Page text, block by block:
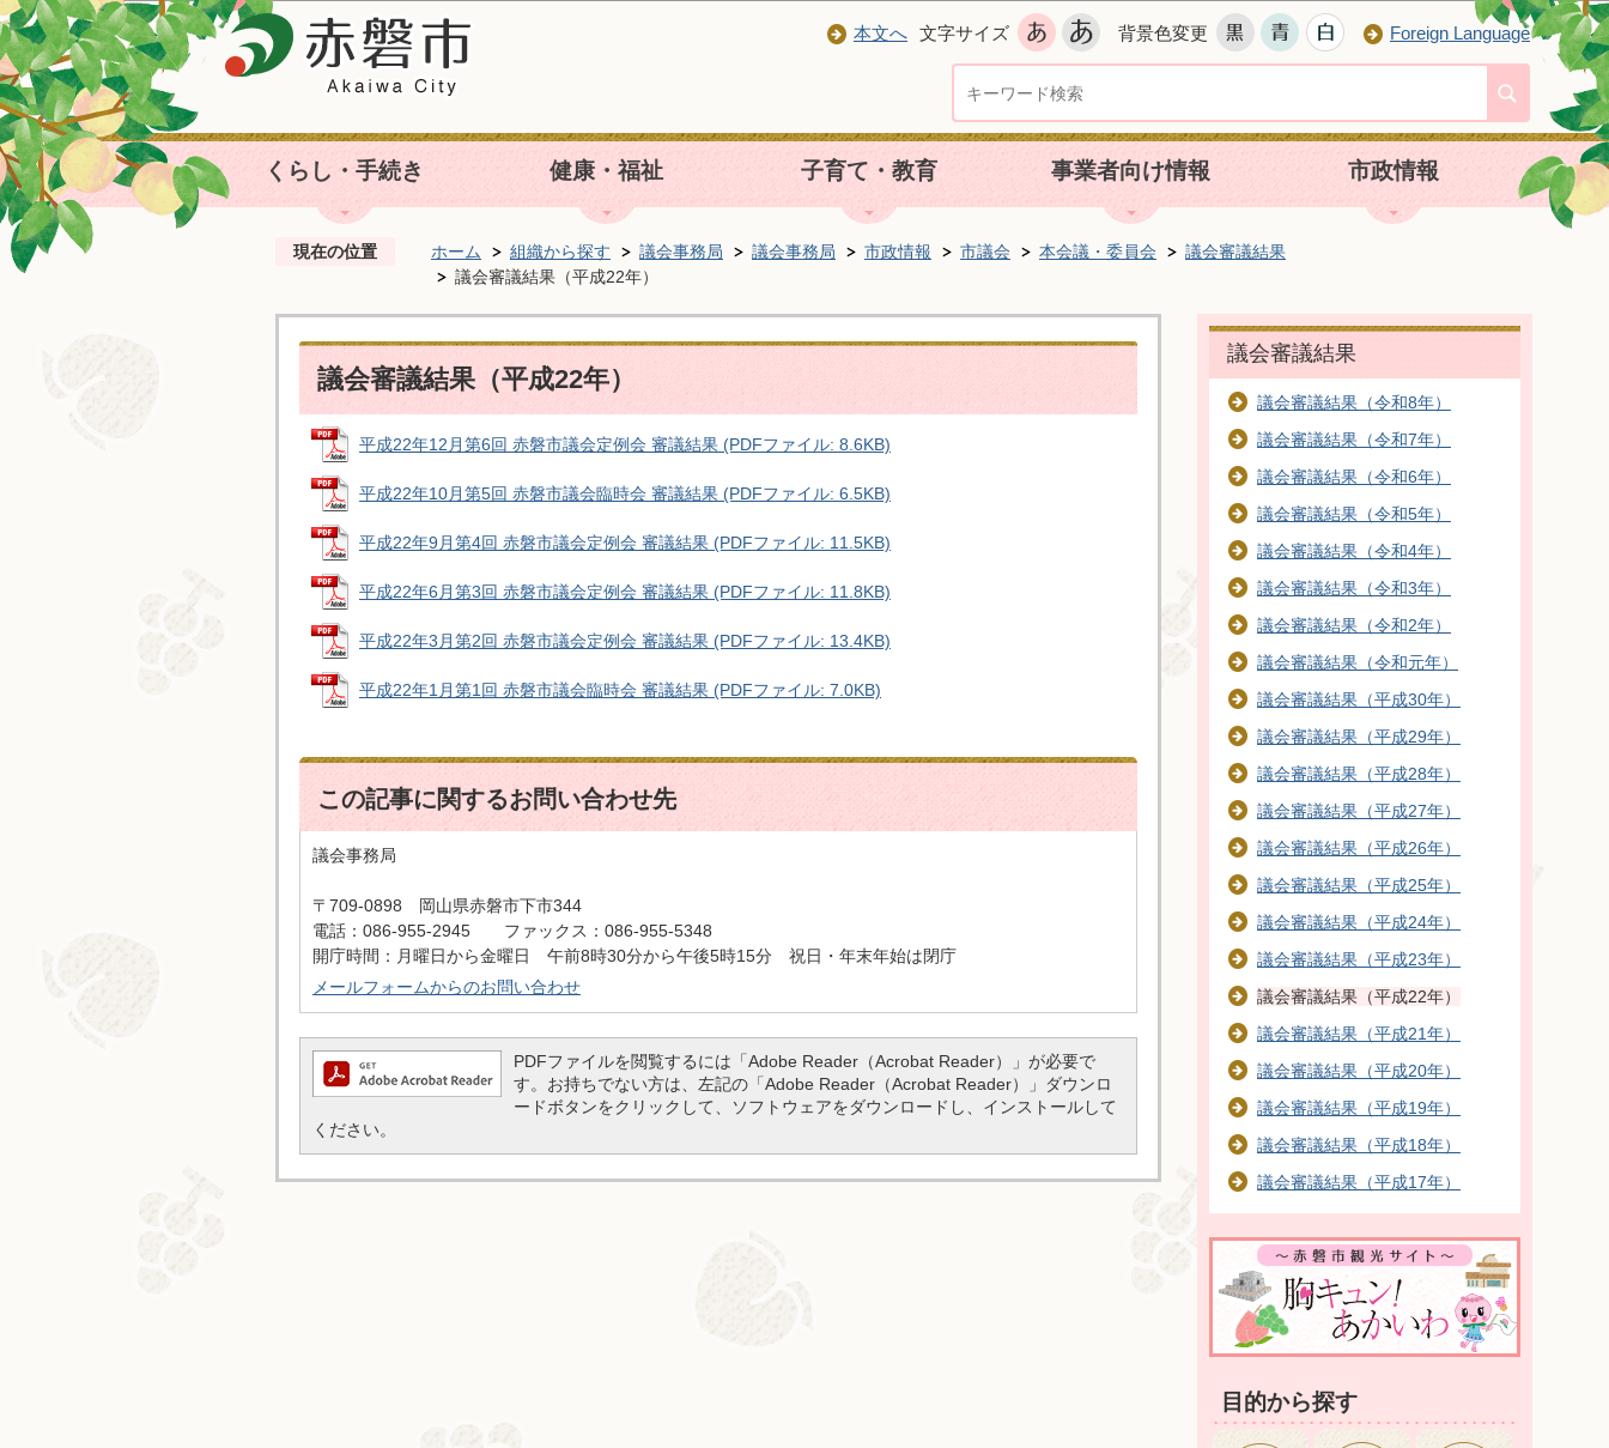
本文へ 文字サイズ 背景色変更 Foreign Language
くらし・手続き 健康・福祉 子育て・教育 事業者向け情報 市政情報
現在の位置 ホーム 組織から探す 議会事務局 議会事務局 市政情報 市議会 本会議・委員会
議会審議結果
議会審議結果（平成22年）
議会審議結果（平成22年）
平成22年12月第6回 赤磐市議会定例会 審議結果 (PDFファイル: 8.6KB)
平成22年10月第5回 赤磐市議会臨時会 審議結果 (PDFファイル: 6.5KB)
平成22年9月第4回 赤磐市議会定例会 審議結果 (PDFファイル: 11.5KB)
平成22年6月第3回 赤磐市議会定例会 審議結果 (PDFファイル: 11.8KB)
平成22年3月第2回 赤磐市議会定例会 審議結果 (PDFファイル: 13.4KB)
平成22年1月第1回 赤磐市議会臨時会 審議結果 (PDFファイル: 7.0KB)
この記事に関するお問い合わせ先
議会事務局
〒709-0898 岡山県赤磐市下市344
電話：086-955-2945 ファックス：086-955-5348
開庁時間：月曜日から金曜日 午前8時30分から午後5時15分 祝日・年末年始は閉庁
メールフォームからのお問い合わせ
PDFファイルを閲覧するには「Adobe Reader（Acrobat Reader）」が必要で
す。お持ちでない方は、左記の「Adobe Reader（Acrobat Reader）」ダウンロ
ードボタンをクリックして、ソフトウェアをダウンロードし、インストールして
ください。
議会審議結果
議会審議結果（令和8年）
議会審議結果（令和7年）
議会審議結果（令和6年）
議会審議結果（令和5年）
議会審議結果（令和4年）
議会審議結果（令和3年）
議会審議結果（令和2年）
議会審議結果（令和元年）
議会審議結果（平成30年）
議会審議結果（平成29年）
議会審議結果（平成28年）
議会審議結果（平成27年）
議会審議結果（平成26年）
議会審議結果（平成25年）
議会審議結果（平成24年）
議会審議結果（平成23年）
議会審議結果（平成22年）
議会審議結果（平成21年）
議会審議結果（平成20年）
議会審議結果（平成19年）
議会審議結果（平成18年）
議会審議結果（平成17年）
目的から探す